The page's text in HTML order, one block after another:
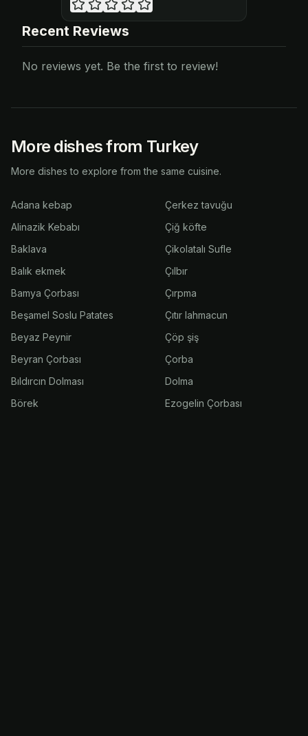
Recent Reviews
No reviews yet. Be the first to review!
More dishes from Turkey
More dishes to explore from the same cuisine.
Adana kebap
Alinazik Kebabı
Baklava
Balık ekmek
Bamya Çorbası
Beşamel Soslu Patates
Beyaz Peynir
Beyran Çorbası
Bıldırcın Dolması
Börek
Çerkez tavuğu
Çiğ köfte
Çikolatalı Sufle
Çılbır
Çırpma
Çıtır lahmacun
Çöp şiş
Çorba
Dolma
Ezogelin Çorbası